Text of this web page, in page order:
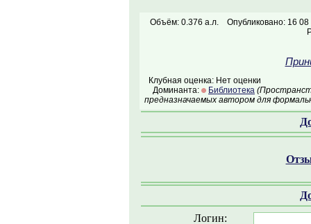
Объём: 0.376 а.л.
Опубликовано: 16 08
Клубная оценка: Нет оценки
Доминанта:
Библиотека
предназначаемых автором для
Логин: